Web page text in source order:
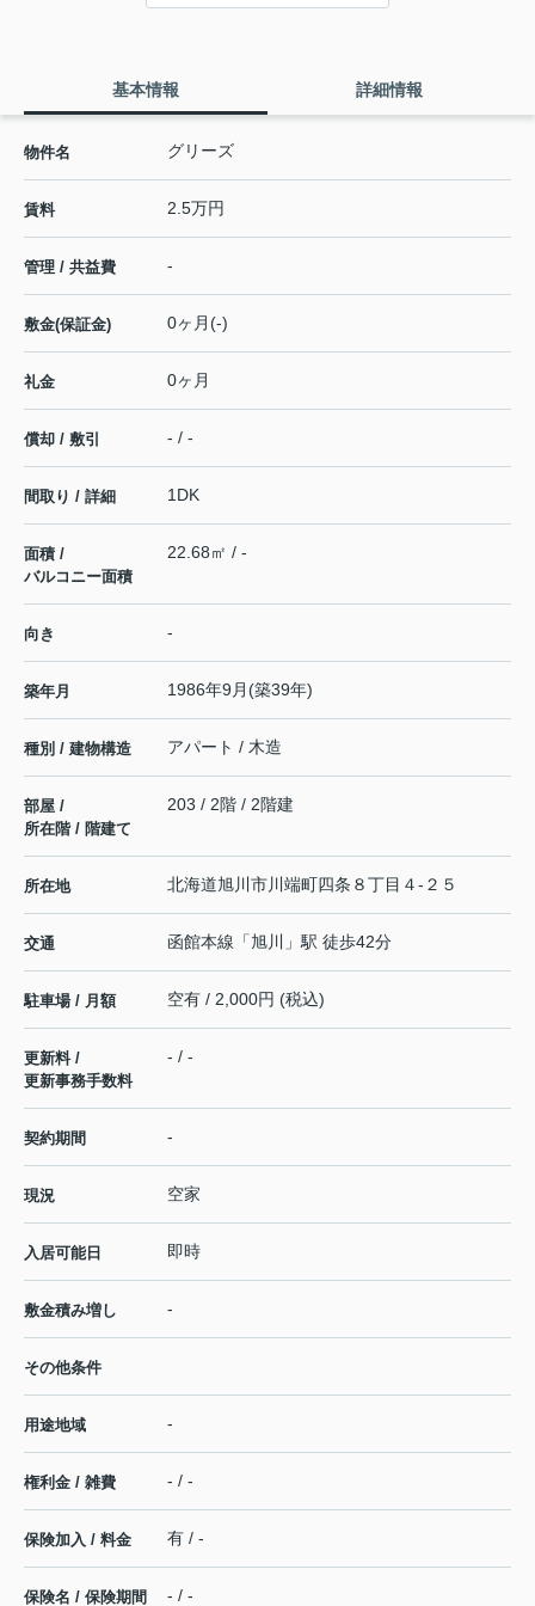
基本情報 詳細情報
物件名 グリーズ
賃料 2.5万円
管理 / 共益費 -
敷金(保証金) 0ヶ月(-)
礼金 0ヶ月
償却 / 敷引 - / -
間取り / 詳細 1DK
面積 /
バルコニー面積
22.68㎡ / -
向き -
築年月 1986年9月(築39年)
種別 / 建物構造 アパート / 木造
部屋 /
所在階 / 階建て
203 / 2階 / 2階建
所在地 北海道旭川市川端町四条 ８丁目４-２５
交通 函館本線 「旭川 」駅 徒歩42分
駐車場 / 月額 空有 / 2,000円 (税込)
更新料 /
更新事務手数料
- / -
契約期間 -
現況 空家
入居可能日 即時
敷金積み増し -
その他条件
用途地域 -
権利金 / 雑費 - / -
保険加入 / 料金 有 / -
保険名 / 保険期間 - / -